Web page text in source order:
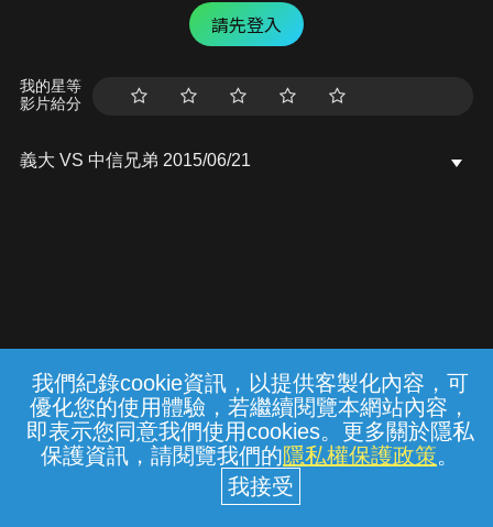
我們紀錄cookie資訊，以提供客製化內容，可
優化您的使用體驗，若繼續閱覽本網站內容，
即表示您同意我們使用cookies。更多關於隱私
保護資訊，請閱覽我們的隱私權保護政策。
請先登入
我的星等
影片給分
義大 VS 中信兄弟 2015/06/21
常見問題 線上客服 服務條款 隱私權保護
中華電信股份有限公司個人家庭分公司
(統一編號：96979949) © 2026
{{notifyMsg}}